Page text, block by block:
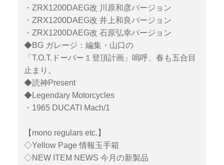
・ZRX1200DAEG改 川原和彦バージョン
・ZRX1200DAEG改 井上和良バージョン
・ZRX1200DAEG改 石原弘幸バージョン
◆BG ガレージ：編集・山口の
「T.O.T.ドーバー１登頂計画」嗚呼、春も五合目
止まり。
◆読神Present
◆Legendary Motorcycles
・1965 DUCATI Mach/1
【mono regulars etc.】
◇Yellow Page 情報玉手箱
◇NEW ITEM NEWS 今月の新製品